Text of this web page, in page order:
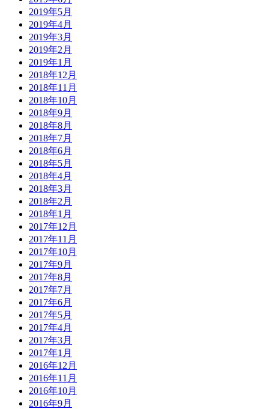
2019年5月
2019年4月
2019年3月
2019年2月
2019年1月
2018年12月
2018年11月
2018年10月
2018年9月
2018年8月
2018年7月
2018年6月
2018年5月
2018年4月
2018年3月
2018年2月
2018年1月
2017年12月
2017年11月
2017年10月
2017年9月
2017年8月
2017年7月
2017年6月
2017年5月
2017年4月
2017年3月
2017年1月
2016年12月
2016年11月
2016年10月
2016年9月